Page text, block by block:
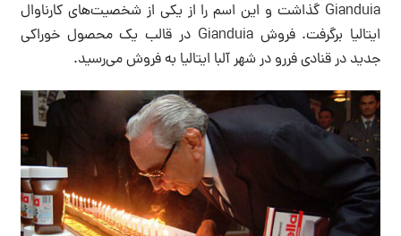
Gianduia گذاشت و این اسم را از یکی از شخصیت‌های کارناوال
ایتالیا برگرفت. فروش Gianduia در قالب یک محصول خوراکی
جدید در قنادی فررو در شهر آلبا ایتالیا به فروش می‌رسید.